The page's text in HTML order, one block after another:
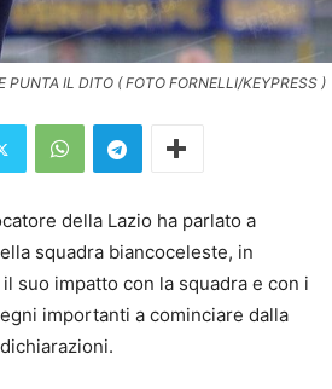
PUNTA IL DITO ( FOTO FORNELLI/KEYPRESS )
della Lazio ha parlato a
squadra biancoceleste, in
suo impatto con la squadra e con i
importanti a cominciare dalla